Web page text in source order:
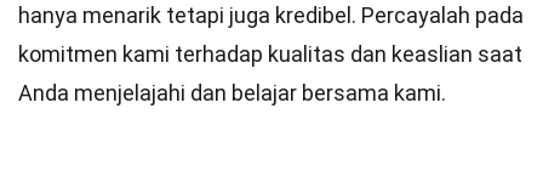
hanya menarik tetapi juga kredibel. Percayalah pada
komitmen kami terhadap kualitas dan keaslian saat
Anda menjelajahi dan belajar bersama kami.